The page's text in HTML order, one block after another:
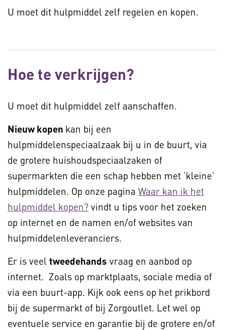
U moet dit hulpmiddel zelf regelen en kopen.
Hoe te verkrijgen?
U moet dit hulpmiddel zelf aanschaffen.
Nieuw kopen kan bij een
hulpmiddelenspeciaalzaak bij u in de buurt, via
de grotere huishoudspeciaalzaken of
supermarkten die een schap hebben met ‘kleine’
hulpmiddelen. Op onze pagina Waar kan ik het
hulpmiddel kopen? vindt u tips voor het zoeken
op internet en de namen en/of websites van
hulpmiddelenleveranciers.
Er is veel tweedehands vraag en aanbod op
internet. Zoals op marktplaats, sociale media of
via een buurt-app. Kijk ook eens op het prikbord
bij de supermarkt of bij Zorgoutlet. Let wel op
eventuele service en garantie bij de grotere en/of